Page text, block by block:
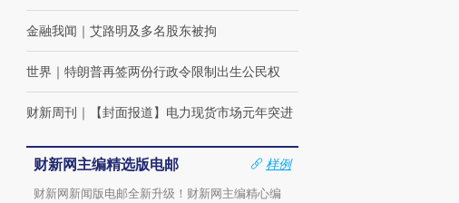
金融我闻 ｜ 艾路明及多名股东被拘
世界 ｜ 特朗普再签两份行政令限制出生公民权
财新周刊 ｜ 【封面报道】电力现货市场元年突进
财新网主编精选版电邮
样例
财新网新闻版电邮全新升级！财新网主编精心编